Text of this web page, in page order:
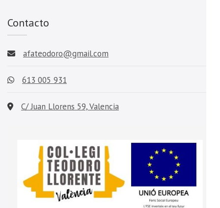
Contacto
afateodoro@gmail.com
613 005 931
C/ Juan Llorens 59, Valencia